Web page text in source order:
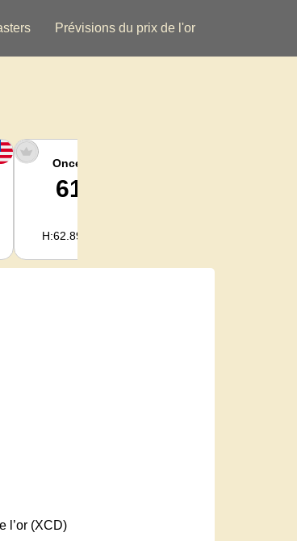
Prévisions du prix de l'or
Once argent
61.15
H:62.89 | L:60.85
l’or (XCD)